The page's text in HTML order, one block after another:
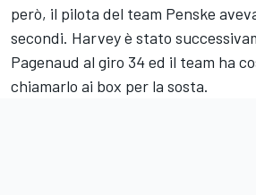
però, il pilota del team Penske
secondi. Harvey è stato
Pagenaud al giro 34 ed il team ha
chiamarlo ai box per la sosta.